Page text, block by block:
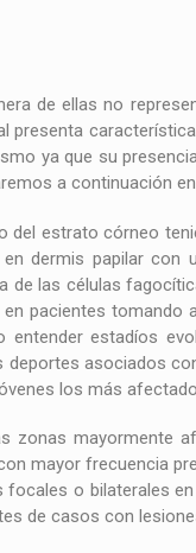
de ellas no
presenta
ya que su
a continuación
del estrato córneo
dermis papilar
las células
pacientes
estadíos
asociados
los más
zonas mayormente
mayor frecuencia
o bilaterales
de casos con